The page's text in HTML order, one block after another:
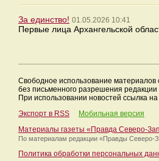
За единство! 01.05.2026 10:41
Первые лица Архангельской
Свободное использование материалов
без письменного разрешения
При использовании новостей ссылка
Экспорт в RSS
Мобильная версия
Материалы газеты «Правда Северо-
По материалам редакции «Правды Северо-
Политика обработки персональных